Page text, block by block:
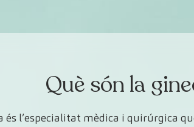
Centres AragóQuè són la
és l’especialitat mèdica i quirúrgica